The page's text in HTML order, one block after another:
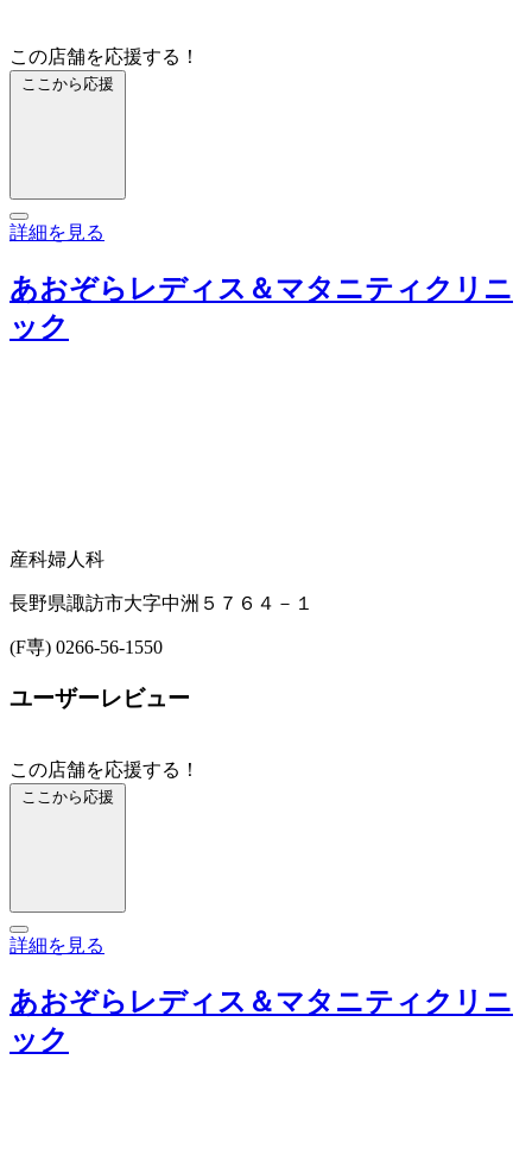
この店舗を応援する！
ここから応援
詳細を見る
あおぞらレディス＆マタニティクリニ
ック
産科婦人科
長野県諏訪市大字中洲５７６４－１
(F専) 0266-56-1550
ユーザーレビュー
この店舗を応援する！
ここから応援
詳細を見る
あおぞらレディス＆マタニティクリニ
ック